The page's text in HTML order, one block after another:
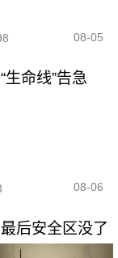
08-05
命线”告急
08-06
后安全区没了